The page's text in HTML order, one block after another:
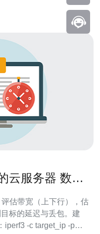
云服务器 数据
估带宽（上下行），估
标的延迟与丢包。建
iperf3 -c target_ip -p